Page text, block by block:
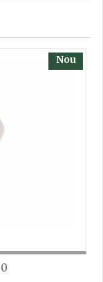
dvs. Pentru
fiți înregistrat.
Nou